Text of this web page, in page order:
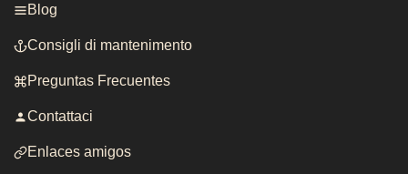
Blog
Consigli di mantenimento
Preguntas Frecuentes
Contattaci
Enlaces amigos